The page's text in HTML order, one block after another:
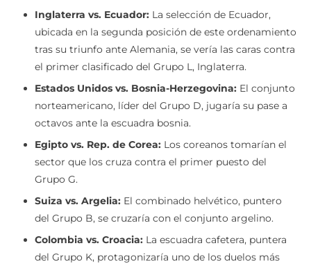
Inglaterra vs. Ecuador: La selección de Ecuador,
ubicada en la segunda posición de este ordenamiento
tras su triunfo ante Alemania, se vería las caras contra
el primer clasificado del Grupo L, Inglaterra.
Estados Unidos vs. Bosnia-Herzegovina: El conjunto
norteamericano, líder del Grupo D, jugaría su pase a
octavos ante la escuadra bosnia.
Egipto vs. Rep. de Corea: Los coreanos tomarían el
sector que los cruza contra el primer puesto del
Grupo G.
Suiza vs. Argelia: El combinado helvético, puntero
del Grupo B, se cruzaría con el conjunto argelino.
Colombia vs. Croacia: La escuadra cafetera, puntera
del Grupo K, protagonizaría uno de los duelos más